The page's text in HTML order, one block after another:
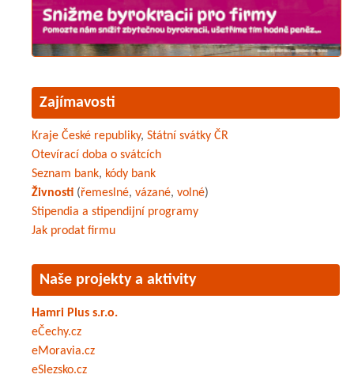
Zajímavosti
Kraje České republiky, Státní svátky ČR
Otevírací doba o svátcích
Seznam bank, kódy bank
Živnosti (řemeslné, vázané, volné)
Stipendia a stipendijní programy
Jak prodat firmu
Naše projekty a aktivity
Hamri Plus s.r.o.
eČechy.cz
eMoravia.cz
eSlezsko.cz